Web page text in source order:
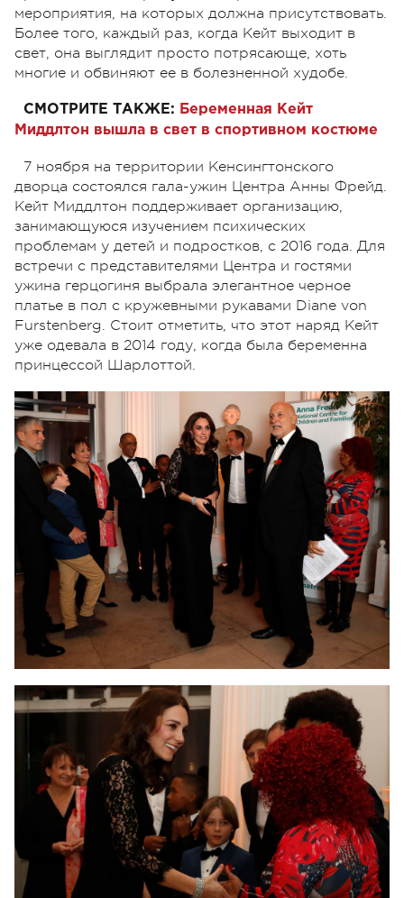
мероприятия, на которых должна присутствовать.
Более того, каждый раз, когда Кейт выходит в
свет, она выглядит просто потрясающе, хоть
многие и обвиняют ее в болезненной худобе.
СМОТРИТЕ ТАКЖЕ: Беременная Кейт
Миддлтон вышла в свет в спортивном костюме
7 ноября на территории Кенсингтонского
дворца состоялся гала-ужин Центра Анны Фрейд.
Кейт Миддлтон поддерживает организацию,
занимающуюся изучением психических
проблемам у детей и подростков, с 2016 года. Для
встречи с представителями Центра и гостями
ужина герцогиня выбрала элегантное черное
платье в пол с кружевными рукавами Diane von
Furstenberg. Стоит отметить, что этот наряд Кейт
уже одевала в 2014 году, когда была беременна
принцессой Шарлоттой.